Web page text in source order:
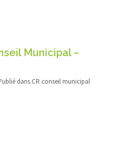
Municipal –
dans CR conseil municipal